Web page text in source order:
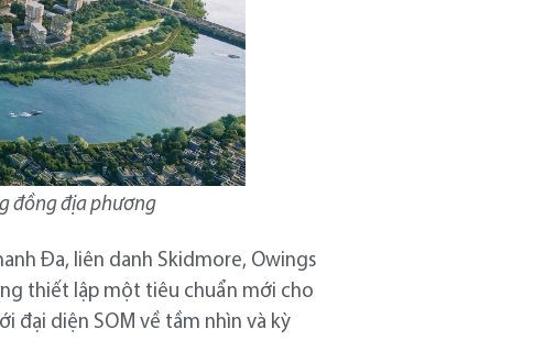
đồng địa phương
Đa, liên danh Skidmore, Owings
thiết lập một tiêu chuẩn mới cho
đại diện SOM về tầm nhìn và kỳ